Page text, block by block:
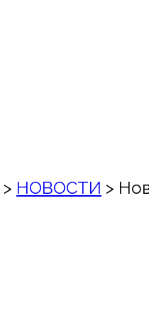
> НОВОСТИ >